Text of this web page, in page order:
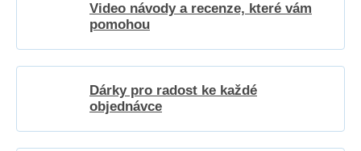
Video návody a recenze, které vám
pomohou
Dárky pro radost ke každé
objednávce